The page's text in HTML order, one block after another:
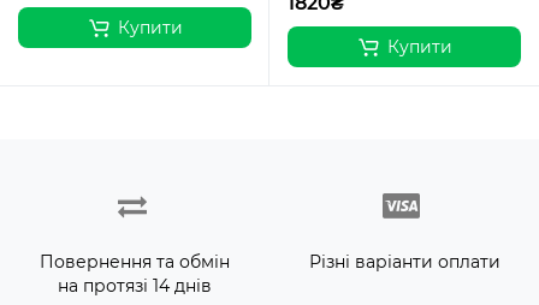
Купити
Купити
Повернення та обмін
на протязі 14 днів
Різні варіанти оплати